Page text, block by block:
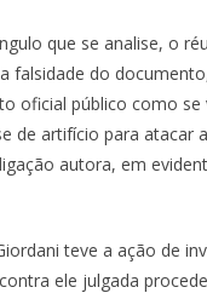
que se analise, o
falsidade do
oficial público como se
de artifício para atacar
autora, em
teve a ação de
ele julgada